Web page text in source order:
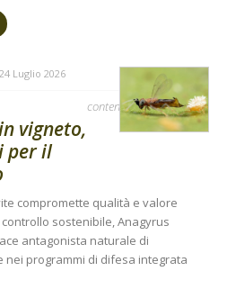
24 Luglio 2026
contenuto sponsorizzato
vigneto,
per il
compromette qualità e valore
sostenibile, Anagyrus
antagonista naturale di
nei programmi di difesa integrata